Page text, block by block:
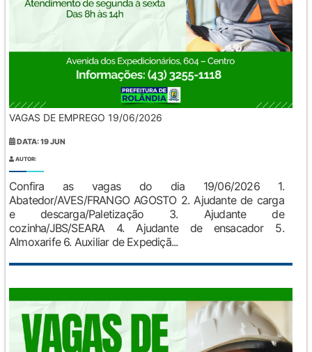
VAGAS DE EMPREGO 19/06/2026
DATA: 19 JUN
AUTOR:
Confira as vagas do dia 19/06/2026 1.
Abatedor/AVES/FRANGO AGOSTO 2. Ajudante de carga
e descarga/Paletização 3. Ajudante de
cozinha/JBS/SEARA 4. Ajudante de ensacador 5.
Almoxarife 6. Auxiliar de Expediçã...